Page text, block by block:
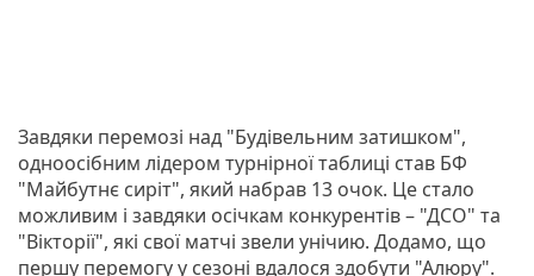
Завдяки перемозі над "Будівельним затишком",
одноосібним лідером турнірної таблиці став БФ
"Майбутнє сиріт", який набрав 13 очок. Це стало
можливим і завдяки осічкам конкурентів – "ДСО" та
"Вікторії", які свої матчі звели унічию. Додамо, що
першу перемогу у сезоні вдалося здобути "Алюру".